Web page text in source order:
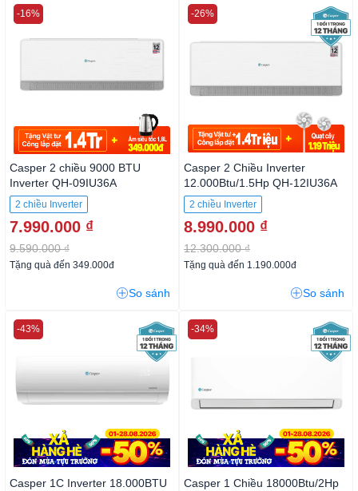
Casper 2 chiều 9000 BTU
Inverter QH-09IU36A
2 chiều Inverter
7.990.000 ₫
9.590.000 ₫
-16%
Tặng quà đến 349.000đ
So sánh
Casper 2 Chiều Inverter
12.000Btu/1.5Hp QH-12IU36A
2 chiều Inverter
8.990.000 ₫
12.300.000 ₫
-26%
Tặng quà đến 1.190.000đ
So sánh
Casper 1C Inverter 18.000BTU
-43%
Casper 1 Chiều 18000Btu/2Hp
-34%